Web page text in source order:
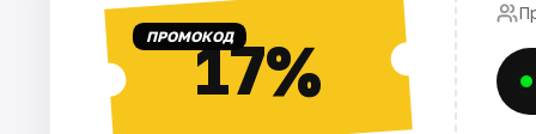
ПРОМОКОД17%